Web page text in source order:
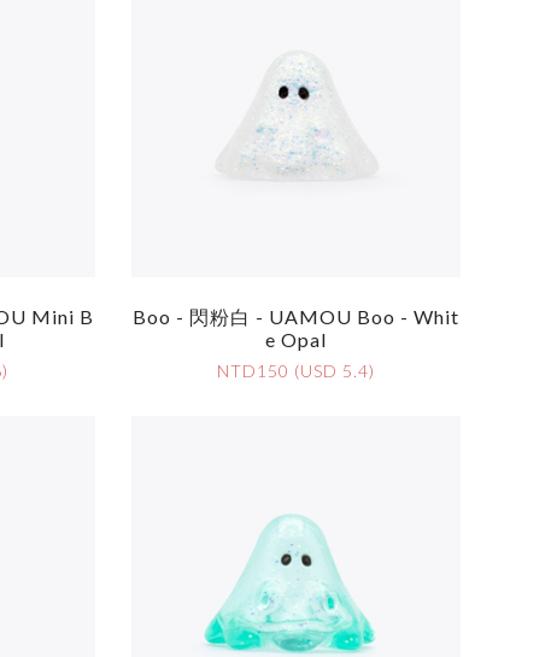
Mini B
Boo - 閃粉白 - UAMOU Boo - Whit
E Opal
NTD150 (USD 5.4)